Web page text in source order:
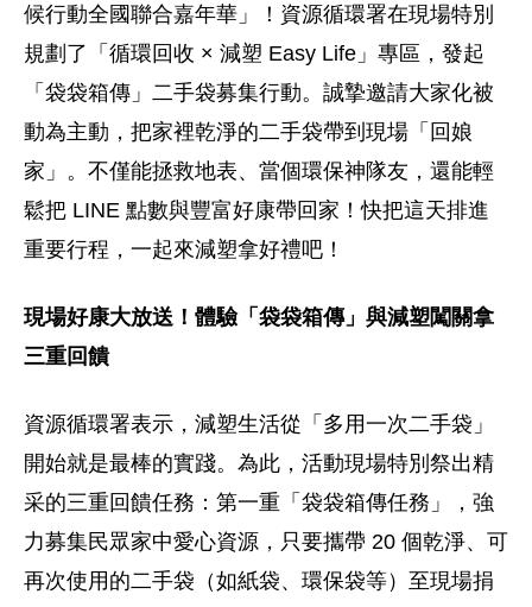
候行動全國聯合嘉年華」！資源循環署在現場特別
規劃了「循環回收 × 減塑 Easy Life」專區，發起
「袋袋箱傳」二手袋募集行動。誠摯邀請大家化被
動為主動，把家裡乾淨的二手袋帶到現場「回娘
家」。不僅能拯救地表、當個環保神隊友，還能輕
鬆把 LINE 點數與豐富好康帶回家！快把這天排進
重要行程，一起來減塑拿好禮吧！
現場好康大放送！體驗「袋袋箱傳」與減塑闖關拿
三重回饋
資源循環署表示，減塑生活從「多用一次二手袋」
開始就是最棒的實踐。為此，活動現場特別祭出精
采的三重回饋任務：第一重「袋袋箱傳任務」，強
力募集民眾家中愛心資源，只要攜帶 20 個乾淨、可
再次使用的二手袋（如紙袋、環保袋等）至現場捐